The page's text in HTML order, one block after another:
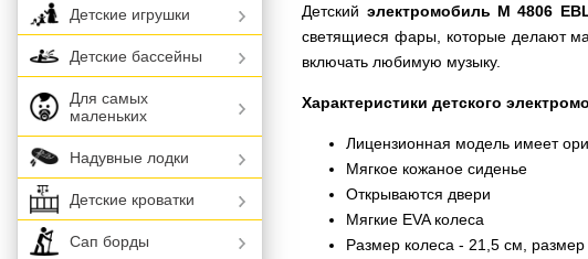
Детский электромобиль M 4806
светящиеся фары, которые делают
включать любимую музыку.
Характеристики детского
Лицензионная модель имеет
Мягкое кожаное сиденье
Открываются двери
Мягкие EVA колеса
Размер колеса - 21,5 см,
Детские игрушки
Детские бассейны
Для самых
маленьких
Надувные лодки
Детские кроватки
Сап борды